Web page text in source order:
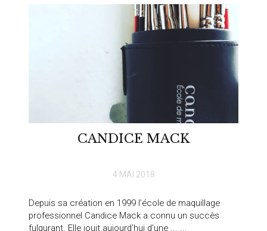
CANDICE MACK
4 MAI 2018
Depuis sa création en 1999 l’école de maquillage
professionnel Candice Mack a connu un succès
fulgurant. Elle jouit aujourd’hui d’une ... ...